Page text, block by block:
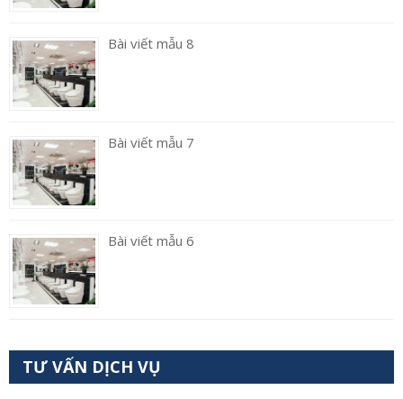
Bài viết mẫu 8
Bài viết mẫu 7
Bài viết mẫu 6
TƯ VẤN DỊCH VỤ